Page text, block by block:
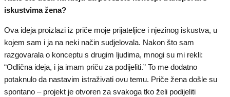
iskustvima žena?
Ova ideja proizlazi iz priče moje prijateljice i njezinog iskustva, u
kojem sam i ja na neki način sudjelovala. Nakon što sam
razgovarala o konceptu s drugim ljudima, mnogi su mi rekli:
“Odlična ideja, i ja imam priču za podijeliti.” To me dodatno
potaknulo da nastavim istraživati ovu temu. Priče žena došle su
spontano – projekt je otvoren za svakoga tko želi podijeliti